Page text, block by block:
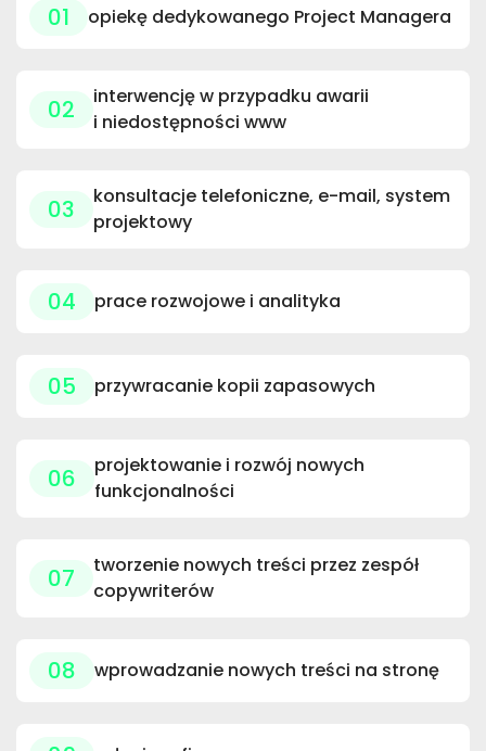
01 opiekę dedykowanego Project Managera
02
interwencję w przypadku awarii
i niedostępności www
03
konsultacje telefoniczne, e-mail, system
projektowy
04 prace rozwojowe i analityka
05 przywracanie kopii zapasowych
06
projektowanie i rozwój nowych
funkcjonalności
07
tworzenie nowych treści przez zespół
copywriterów
08 wprowadzanie nowych treści na stronę